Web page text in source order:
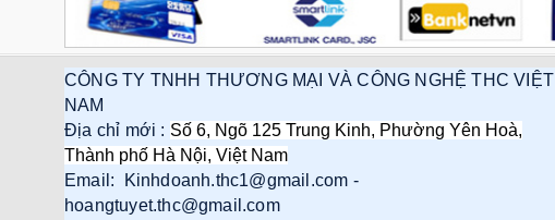
CÔNG TY TNHH THƯƠNG MẠI VÀ CÔNG NGHỆ THC VIỆT
NAM
Địa chỉ mới : Số 6, Ngõ 125 Trung Kinh, Phường Yên Hoà,
Thành phố Hà Nội, Việt Nam
Email: Kinhdoanh.thc1@gmail.com -
hoangtuyet.thc@gmail.com